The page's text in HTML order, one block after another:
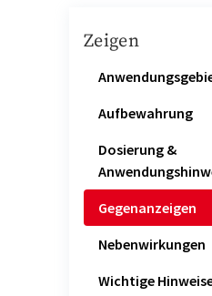
Zeigen
Aufbewahrung
Dosierung &
Gegenanzeigen
Nebenwirkungen
Wichtige